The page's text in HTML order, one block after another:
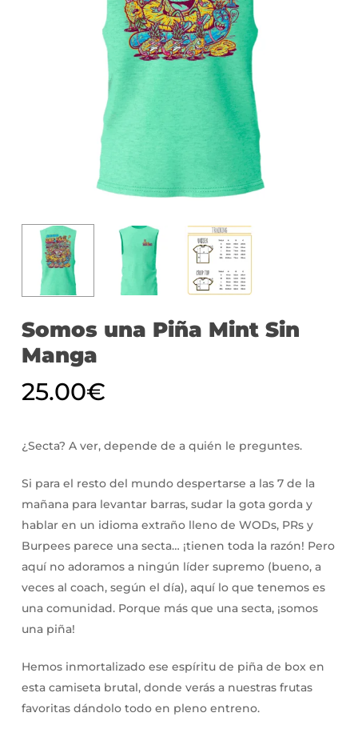
Somos una Piña Mint Sin
Manga
25.00€
¿Secta? A ver, depende de a quién le preguntes.
Si para el resto del mundo despertarse a las 7 de la
mañana para levantar barras, sudar la gota gorda y
hablar en un idioma extraño lleno de WODs, PRs y
Burpees parece una secta… ¡tienen toda la razón! Pero
aquí no adoramos a ningún líder supremo (bueno, a
veces al coach, según el día), aquí lo que tenemos es
una comunidad. Porque más que una secta, ¡somos
una piña!
Hemos inmortalizado ese espíritu de piña de box en
esta camiseta brutal, donde verás a nuestras frutas
favoritas dándolo todo en pleno entreno.